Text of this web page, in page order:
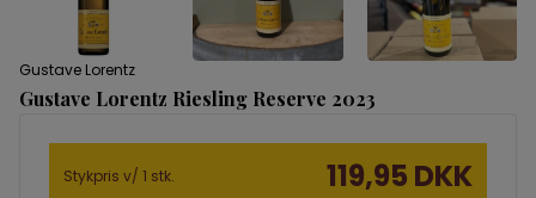
Gustave Lorentz
Gustave Lorentz Riesling Reserve 2023
Stykpris v/ 1 stk. 119,95 DKK